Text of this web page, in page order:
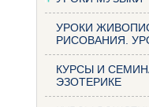
УРОКИ
РИСОВАНИЯ.
КУРСЫ И
ЭЗОТЕРИКЕ